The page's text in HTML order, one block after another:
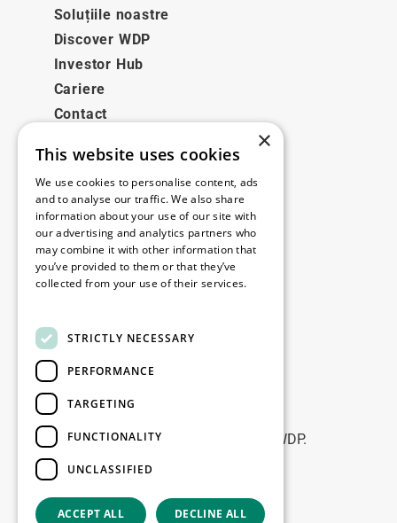
Soluțiile noastre
Discover WDP
Investor Hub
Cariere
Contact
Legale
Disclaimer
Privacy policy
Cookie policy
Contact
Fii la curent
Rămâneți la curent: abonați-vă la
newsletterele noastre de Marketing WDP.
×
This website uses cookies
We use cookies to personalise content, ads
and to analyse our traffic. We also share
information about your use of our site with
our advertising and analytics partners who
may combine it with other information that
you’ve provided to them or that they’ve
collected from your use of their services.
STRICTLY NECESSARY
PERFORMANCE
TARGETING
FUNCTIONALITY
UNCLASSIFIED
ACCEPT ALL DECLINE ALL